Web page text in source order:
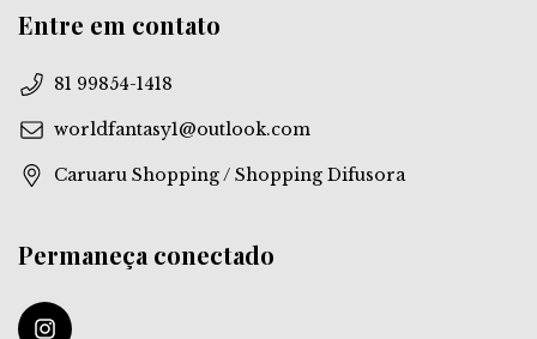
Entre em contato
81 99854-1418
worldfantasy1@outlook.com
Caruaru Shopping / Shopping Difusora
Permaneça conectado